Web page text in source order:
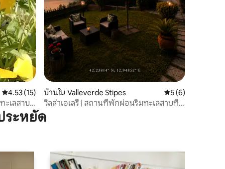
คะแนนเฉลี่ย 4.53 จาก 5, 15 รีวิว
4.53 (15)
ะเลสาบ
บ้านใน Valleverde Stipes คะแนนเฉลี่ย 5 จา
5 (6)
วิลล่าเอเลรี | สถานที่พักผ่อนริมทะเลสาบที่
ซ่อนอยู่ใกล้กรุงโรม
ระหยัด